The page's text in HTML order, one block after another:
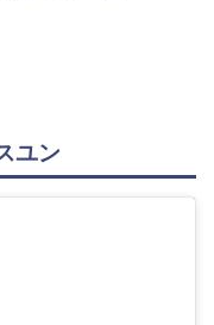
ユン